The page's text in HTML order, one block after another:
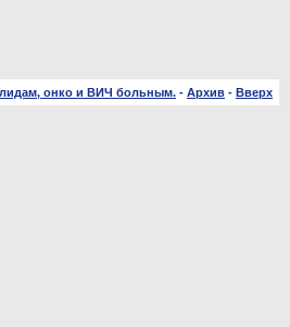
онко и ВИЧ больным. - Архив - Вверх